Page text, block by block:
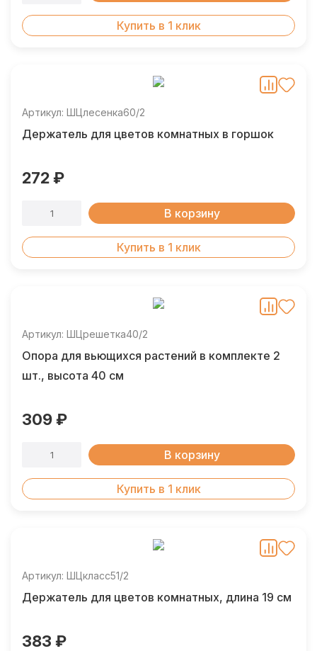
Купить в 1 клик
Артикул: ШЦлесенка60/2
Держатель для цветов комнатных в горшок
272 ₽
В корзину
Купить в 1 клик
Артикул: ШЦрешетка40/2
Опора для вьющихся растений в комплекте 2
шт., высота 40 см
309 ₽
В корзину
Купить в 1 клик
Артикул: ШЦкласс51/2
Держатель для цветов комнатных, длина 19 см
383 ₽